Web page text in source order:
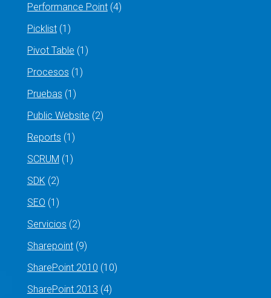
Performance Point(4)
Picklist(1)
Pivot Table (1)
Procesos (1)
Pruebas (1)
Public Website (2)
Reports (1)
SCRUM (1)
SDK (2)
SEO (1)
Servicios (2)
Sharepoint(9)
SharePoint 2010 (10)
SharePoint 2013 (4)